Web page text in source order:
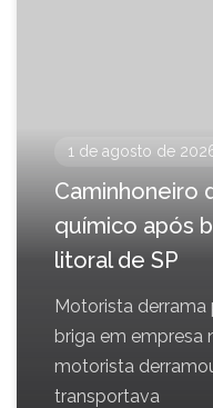
1 de agosto de
Caminhoneiro
químico após
litoral de SP
Motorista
briga em empresa
motorista
transportava